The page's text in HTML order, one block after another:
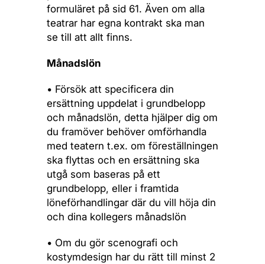
formuläret på sid 61. Även om alla
teatrar har egna kontrakt ska man
se till att allt finns.
Månadslön
• Försök att specificera din
ersättning uppdelat i grundbelopp
och månadslön, detta hjälper dig om
du framöver behöver omförhandla
med teatern t.ex. om föreställningen
ska flyttas och en ersättning ska
utgå som baseras på ett
grundbelopp, eller i framtida
löneförhandlingar där du vill höja din
och dina kollegers månadslön
• Om du gör scenografi och
kostymdesign har du rätt till minst 2